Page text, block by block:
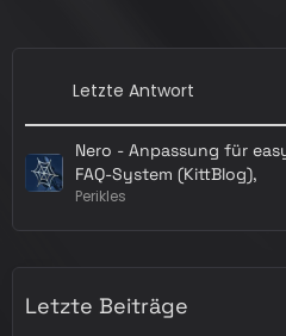
Letzte Antwort
Nero - Anpassung für
FAQ-System (KittBlog),
Perikles
Letzte Beiträge